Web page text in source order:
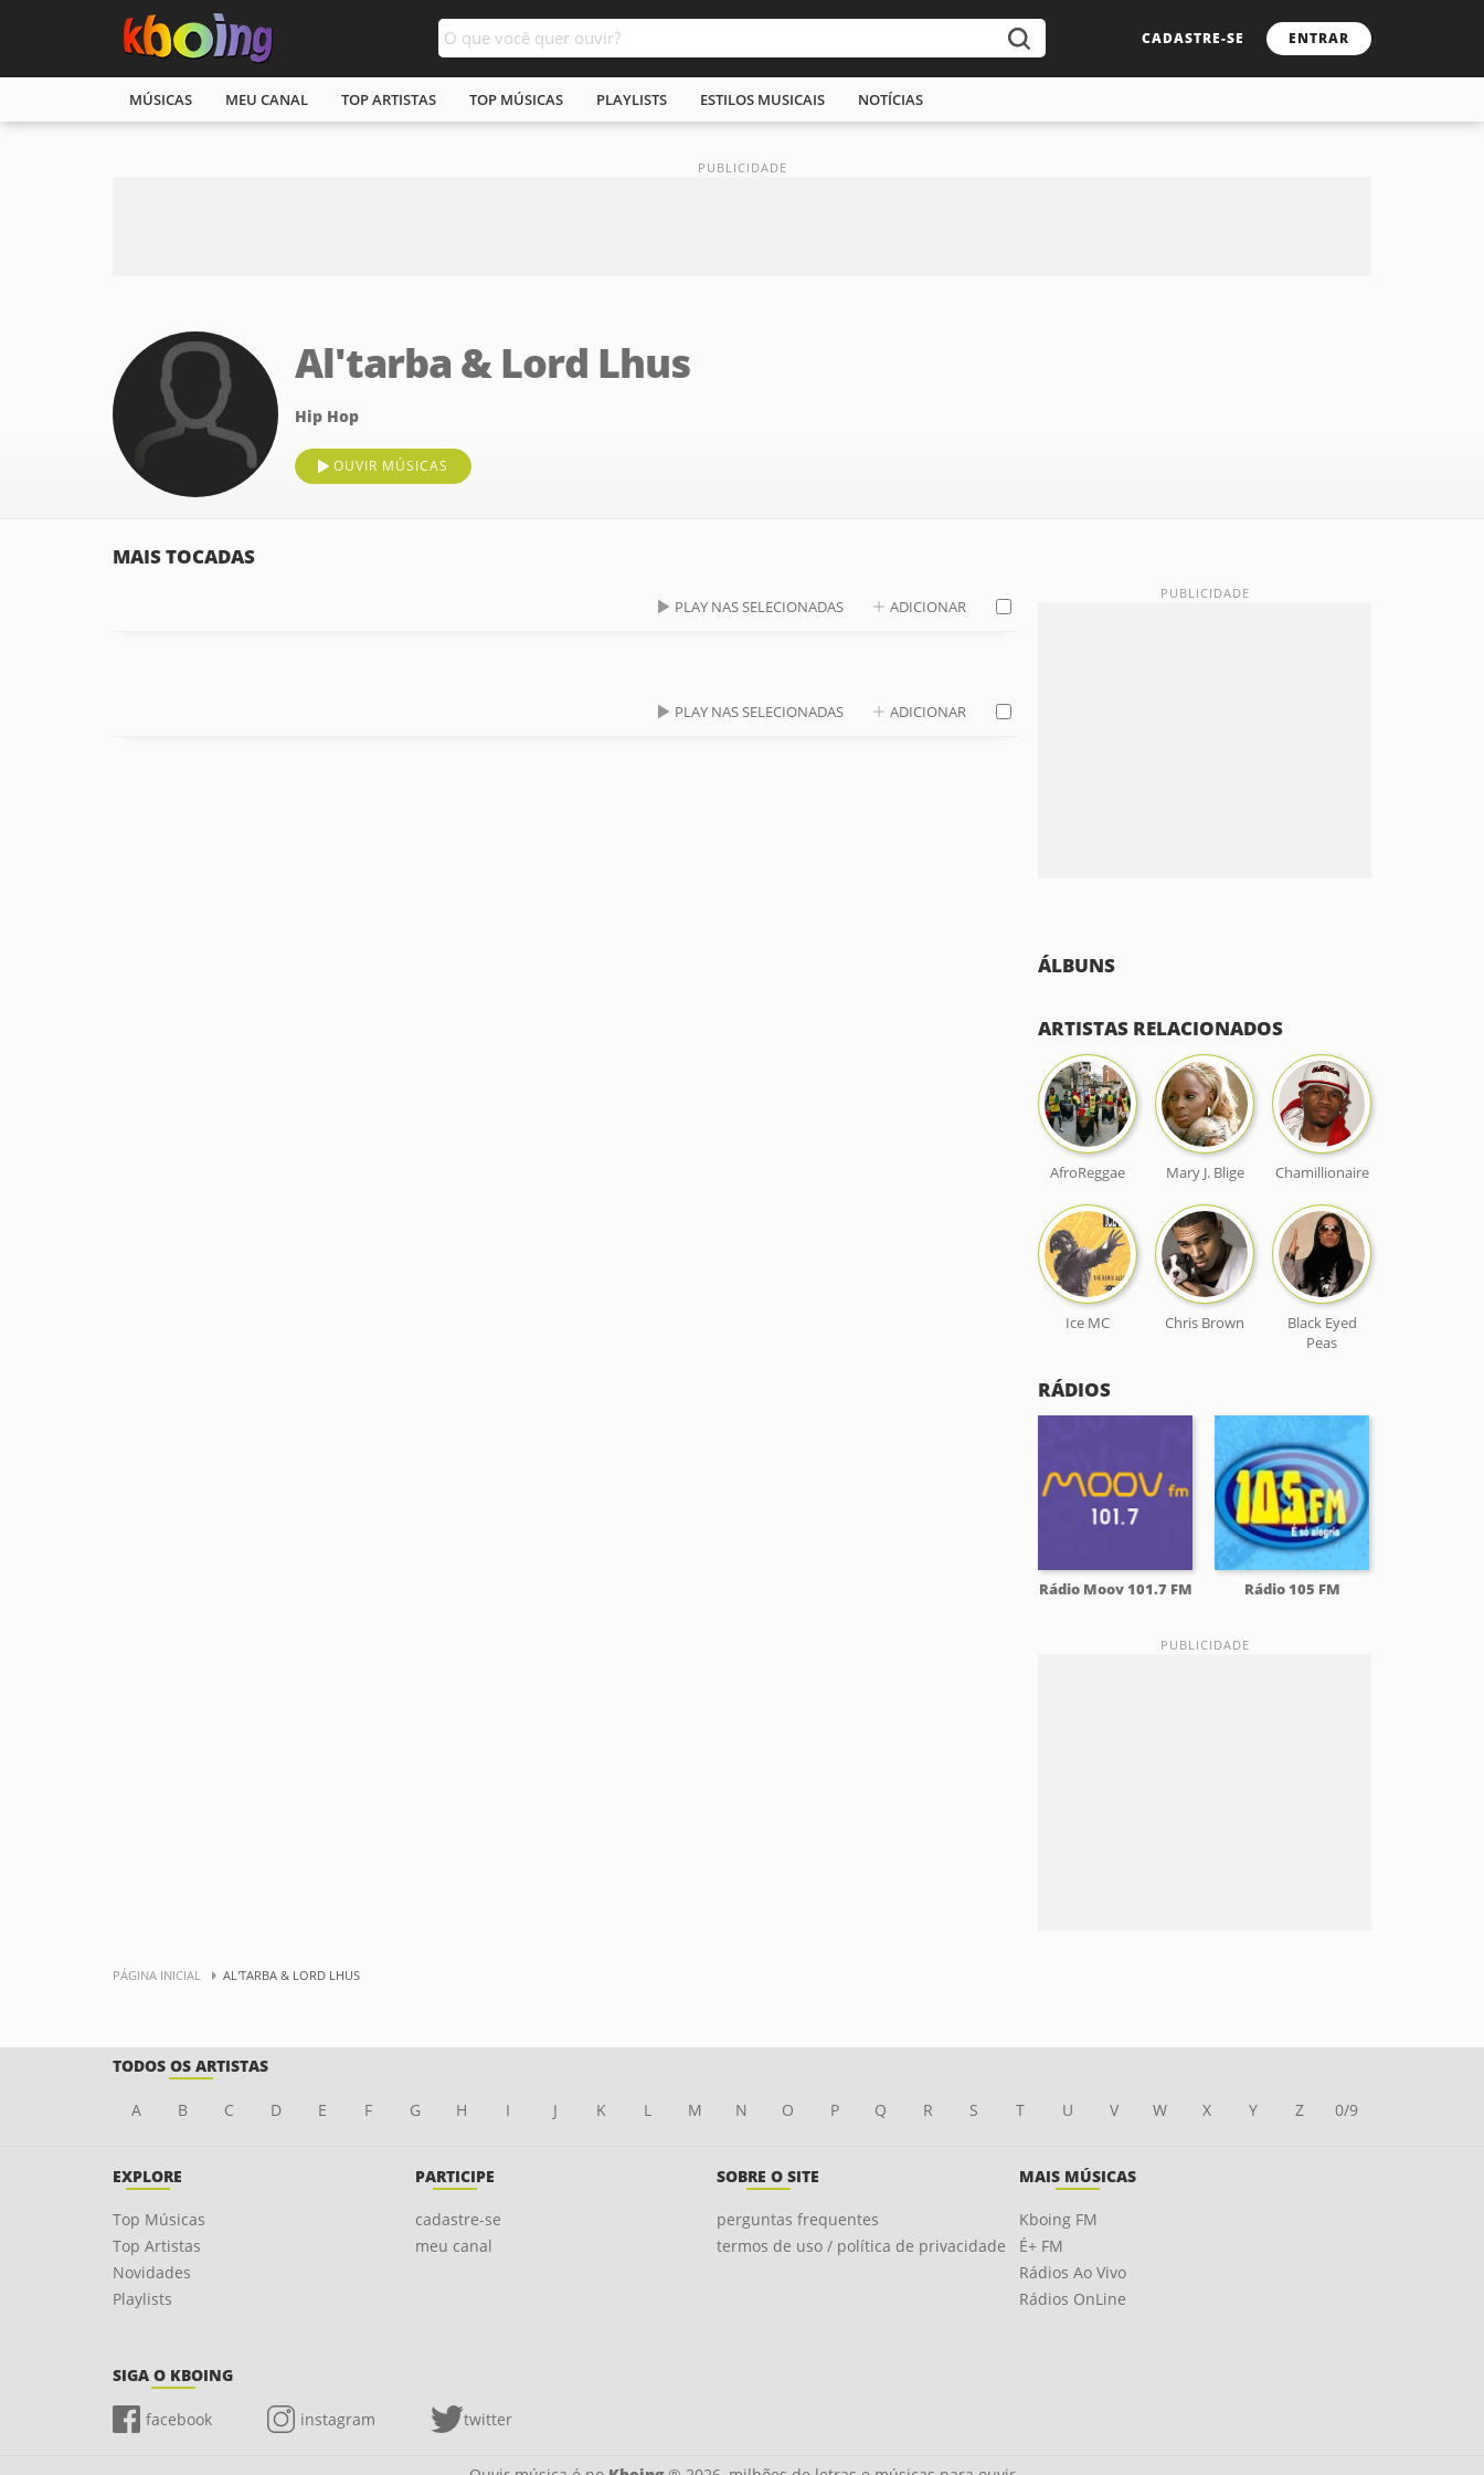
CADASTRE-SE ENTRAR
MÚSICAS MEU CANAL TOP ARTISTAS TOP MÚSICAS PLAYLISTS ESTILOS MUSICAIS NOTÍCIAS
Al'tarba & Lord Lhus
Hip Hop
OUVIR MÚSICAS
MAIS TOCADAS
PLAY NAS SELECIONADAS ADICIONAR
PLAY NAS SELECIONADAS ADICIONAR
ÁLBUNS
ARTISTAS RELACIONADOS
AfroReggae Mary J. Blige Chamillionaire
Ice MC Chris Brown
Black Eyed
Peas
RÁDIOS
Rádio Moov 101.7 FM Rádio 105 FM
PÁGINA INICIAL AL'TARBA & LORD LHUS
TODOS OS ARTISTAS
A B C D E F G H I J K L M N O P Q R S T U V W X Y Z 0/9
EXPLORE
Top Músicas
Top Artistas
Novidades
Playlists
PARTICIPE
cadastre-se
meu canal
SOBRE O SITE
perguntas frequentes
termos de uso / política de privacidade
MAIS MÚSICAS
Kboing FM
É+ FM
Rádios Ao Vivo
Rádios OnLine
SIGA O KBOING
facebook instagram twitter